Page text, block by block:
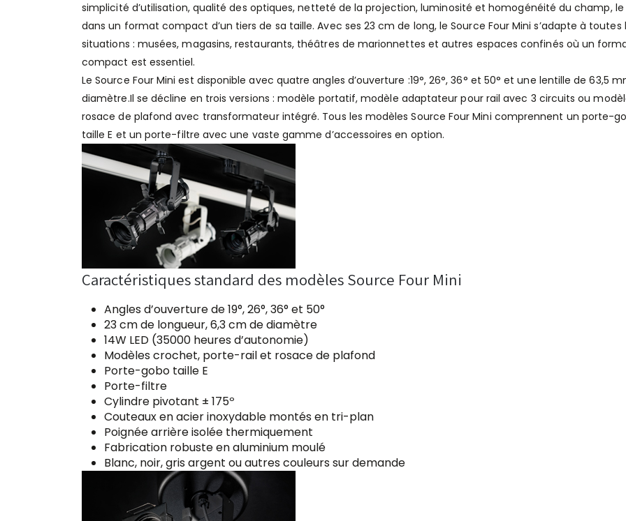
simplicité d’utilisation, qualité des optiques, netteté de la projection, luminosité et homogénéité du champ,
dans un format compact d’un tiers de sa taille. Avec ses 23 cm de long, le Source Four Mini s’adapte à toutes
situations : musées, magasins, restaurants, théâtres de marionnettes et autres espaces confinés où un
compact est essentiel.
Le Source Four Mini est disponible avec quatre angles d’ouverture :19°, 26°, 36° et 50° et une lentille de 63,5
diamètre.Il se décline en trois versions : modèle portatif, modèle adaptateur pour rail avec 3 circuits ou
rosace de plafond avec transformateur intégré. Tous les modèles Source Four Mini comprennent un porte-
taille E et un porte-filtre avec une vaste gamme d’accessoires en option.
Caractéristiques standard des modèles Source Four Mini
Angles d’ouverture de 19°, 26°, 36° et 50°
23 cm de longueur, 6,3 cm de diamètre
14W LED (35000 heures d’autonomie)
Modèles crochet, porte-rail et rosace de plafond
Porte-gobo taille E
Porte-filtre
Cylindre pivotant ± 175º
Couteaux en acier inoxydable montés en tri-plan
Poignée arrière isolée thermiquement
Fabrication robuste en aluminium moulé
Blanc, noir, gris argent ou autres couleurs sur demande